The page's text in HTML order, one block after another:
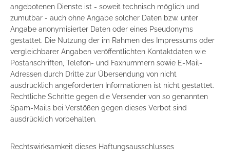
angebotenen Dienste ist - soweit technisch möglich und
zumutbar - auch ohne Angabe solcher Daten bzw. unter
Angabe anonymisierter Daten oder eines Pseudonyms
gestattet. Die Nutzung der im Rahmen des Impressums oder
vergleichbarer Angaben veröffentlichten Kontaktdaten wie
Postanschriften, Telefon- und Faxnummern sowie E-Mail-
Adressen durch Dritte zur Übersendung von nicht
ausdrücklich angeforderten Informationen ist nicht gestattet.
Rechtliche Schritte gegen die Versender von so genannten
Spam-Mails bei Verstößen gegen dieses Verbot sind
ausdrücklich vorbehalten.
Rechtswirksamkeit dieses Haftungsausschlusses